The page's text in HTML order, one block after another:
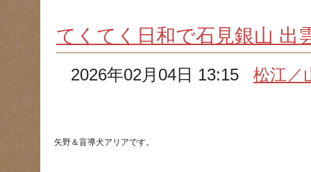
てくてく日和で石見銀山 出
2026年02月04日 13:15松江／